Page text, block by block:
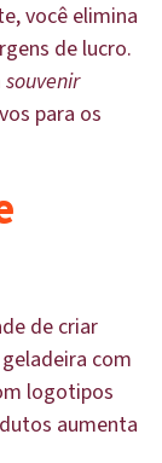
você elimina
de lucro.
souvenir
para os
de criar
com
logotipos
aumenta